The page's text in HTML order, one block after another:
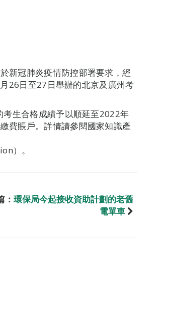
新冠肺炎疫情防控部署要求，經
26日至27日舉辦的北京及廣州考
生合格成績予以順延至2022年
費賬戶。詳情請參閱國家知識產
）。
： 環保局今起接收資助計劃的老舊
電單車